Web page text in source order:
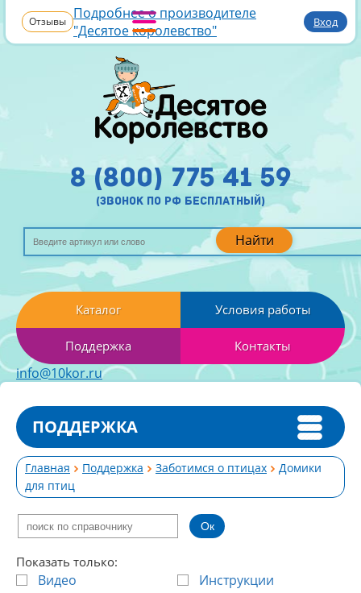
Отзывы Подробнее о производителе
"Десятое королевство"
Вход
Найти
8 (800) 775 41 59
(звонок по рф бесплатный)
Каталог Условия работы
Поддержка Контакты
info@10kor.ru
ПОДДЕРЖКА
Главная Поддержка Заботимся о птицах
Домики
для птиц
Показать только:
Видео
Инструкции